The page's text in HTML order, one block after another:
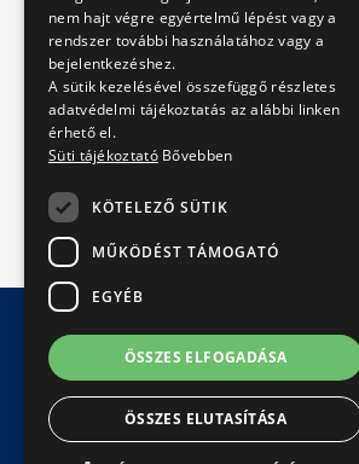
Tájékoztató
Tájékoztató
Tájékoztató
Tájékoztató
KAPCSOLAT
nem hajt végre egyértelmű lépést vagy a
rendszer további használatához vagy a
bejelentkezéshez.
A sütik kezelésével összefüggő részletes
adatvédelmi tájékoztatás az alábbi linken
érhető el.
Süti tájékoztató Bővebben
KÖTELEZŐ SÜTIK
MŰKÖDÉST TÁMOGATÓ
EGYÉB
ÖSSZES ELFOGADÁSA
ÖSSZES ELUTASÍTÁSA